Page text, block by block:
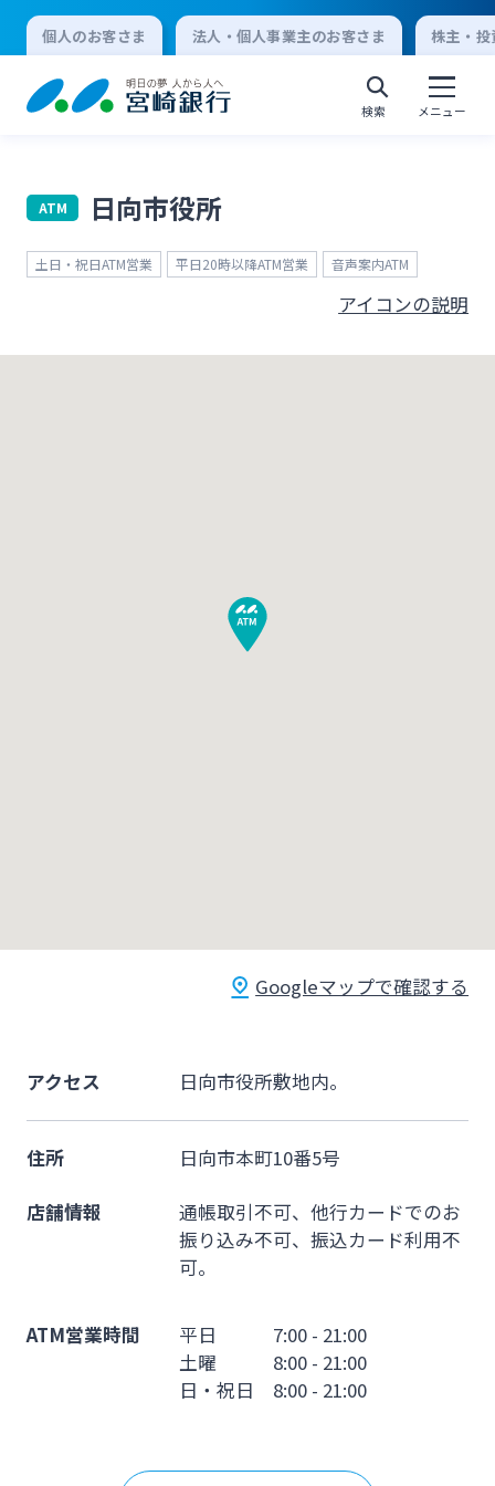
個人のお客さま 法人・個人事業主のお客さま 株主・
検索 メニュー
個人向けインターネットバンキング
ログオン
ログオン
法人・個人事業主のお客さま
株主・投資家の皆さま
宮崎銀行について
ニュースリリース一覧
お問い合わせ先一覧
ATM 日向市役所
土日・祝日ATM営業 平日20時以降ATM営業 音声案内ATM
アイコンの説明
Googleマップで確認する
アクセス 日向市役所敷地内。
住所 日向市本町10番5号
店舗情報
通帳取引不可、他行カードでのお
振り込み不可、振込カード利用不
可。
ATM営業時間
平日 7:00 - 21:00
土曜 8:00 - 21:00
日・祝日 8:00 - 21:00